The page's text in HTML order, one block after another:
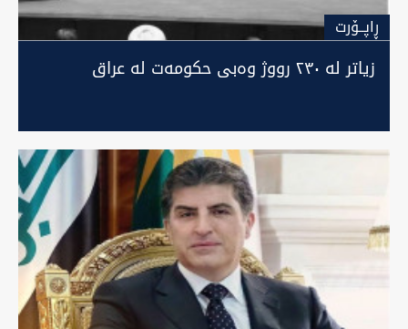
ڕاپــۆرت
زیاتر لە ٢٣٠ رووژ وەبی حکومەت لە عراق